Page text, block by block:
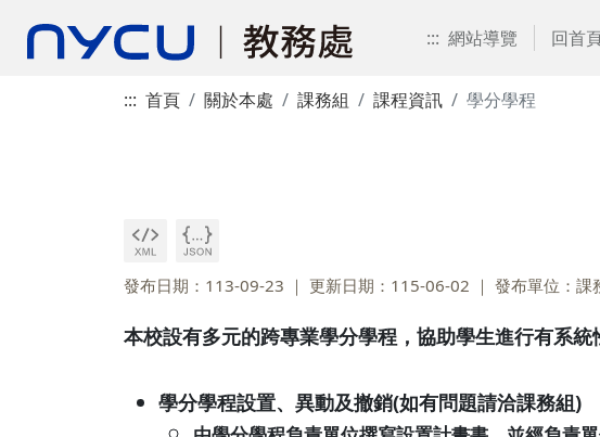
::: 網站導覽 回首
::: 首頁 關於本處 課務組 課程資訊 學分學程
發布日期：113-09-23 更新日期：115-06-02 發布單位：課
本校設有多元的跨專業學分學程，協助學生進行有系統
學分學程設置、異動及撤銷(如有問題請洽課務組)